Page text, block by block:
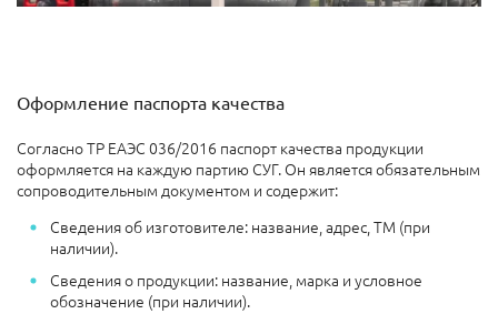
Оформление паспорта качества
Согласно ТР ЕАЭС 036/2016 паспорт качества продукции
оформляется на каждую партию СУГ. Он является обязательным
сопроводительным документом и содержит:
Сведения об изготовителе: название, адрес, ТМ (при
наличии).
Сведения о продукции: название, марка и условное
обозначение (при наличии).